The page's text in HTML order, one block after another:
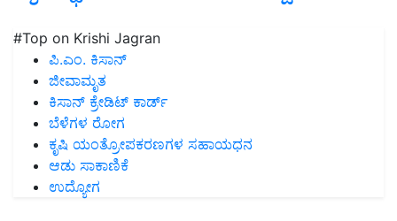
#Top on Krishi Jagran
ಪಿ.ಎಂ. ಕಿಸಾನ್
ಜೀವಾಮೃತ
ಕಿಸಾನ್ ಕ್ರೇಡಿಟ್ ಕಾರ್ಡ್
ಬೆಳೆಗಳ ರೋಗ
ಕೃಷಿ ಯಂತ್ರೋಪಕರಣಗಳ ಸಹಾಯಧನ
ಆಡು ಸಾಕಾಣಿಕೆ
ಉದ್ಯೋಗ